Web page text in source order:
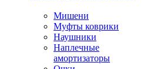
Мишени
Муфты коврики
Наушники
Наплечные
амортизаторы